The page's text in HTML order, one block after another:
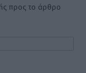
προς το άρθρο